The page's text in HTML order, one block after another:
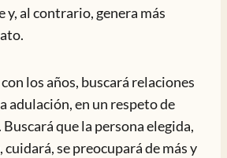
y, al contrario, genera más
los años, buscará relaciones
adulación, en un respeto de
que la persona elegida,
cuidará, se preocupará de más y